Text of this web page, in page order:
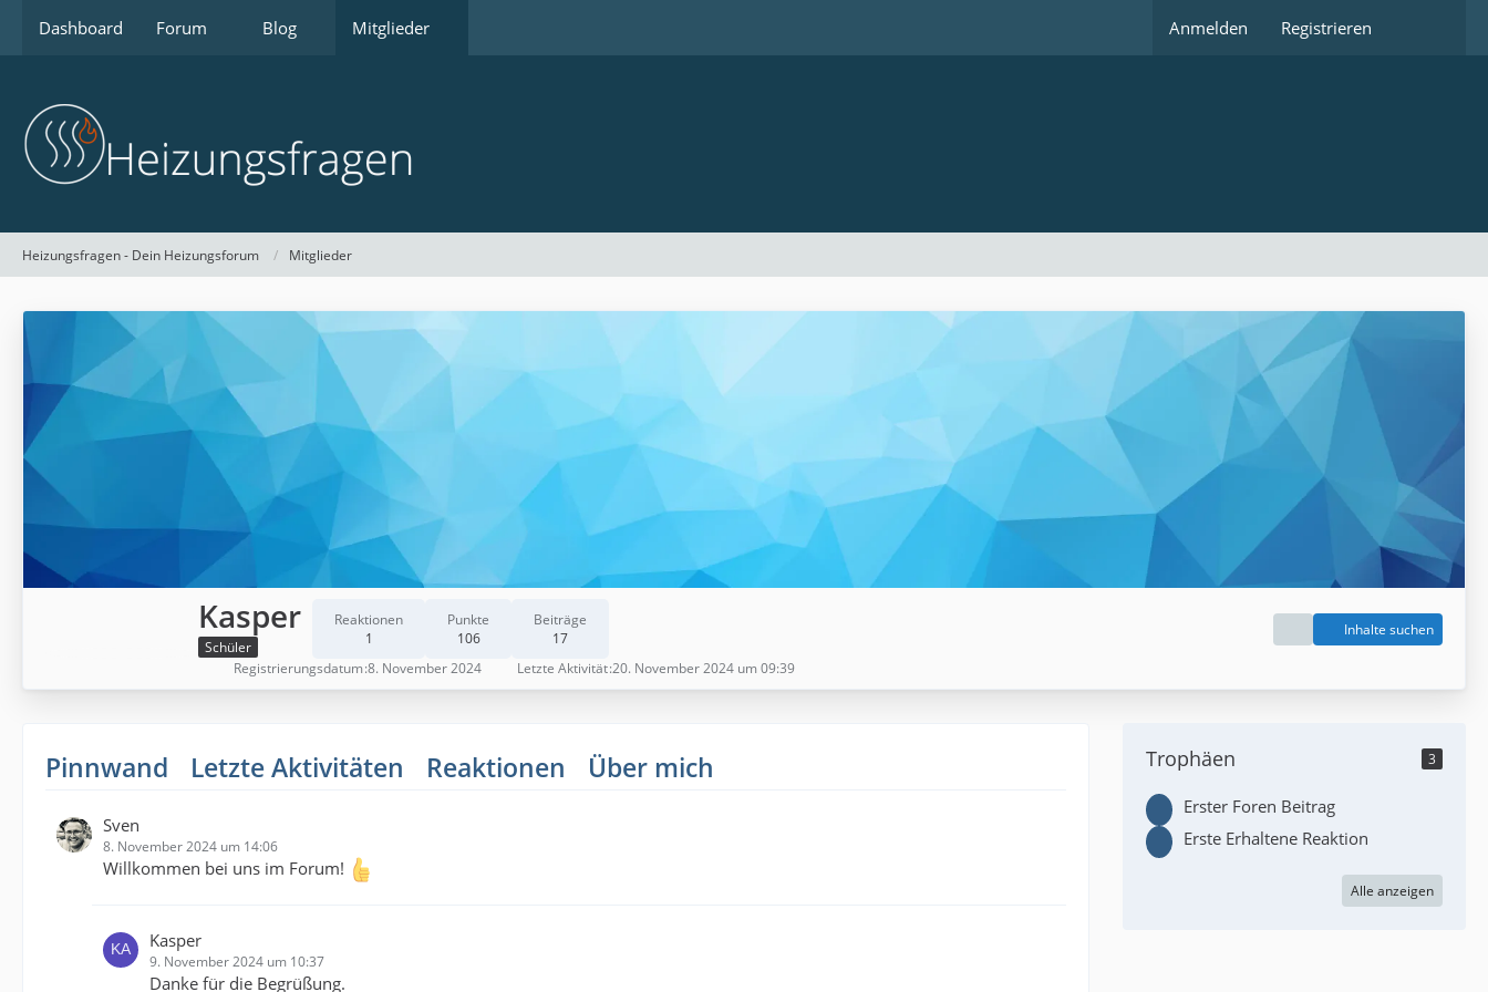
Dashboard Forum Blog Mitglieder Anmelden Registrieren
Heizungsfragen - Dein Heizungsforum Mitglieder
Kasper
Schüler
Reaktionen
1
Punkte
106
Beiträge
17
Inhalte suchen
Registrierungsdatum 8. November 2024 Letzte Aktivität 20. November 2024 um 09:39
Pinnwand Letzte Aktivitäten Reaktionen Über mich
Sven
8. November 2024 um 14:06
Willkommen bei uns im Forum!
Kasper
9. November 2024 um 10:37
Danke für die Begrüßung.
Trophäen 3
Erster Foren Beitrag
Erste Erhaltene Reaktion
Alle anzeigen